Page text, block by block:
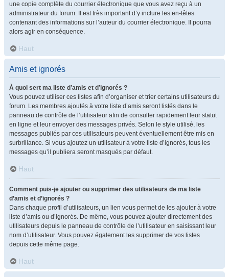
une copie complète du courrier électronique que vous avez reçu à un
administrateur du forum. Il est très important d’y inclure les en-têtes
contenant des informations sur l’auteur du courrier électronique. Il pourra
alors agir en conséquence.
Haut
Amis et ignorés
À quoi sert ma liste d’amis et d’ignorés ?
Vous pouvez utiliser ces listes afin d’organiser et trier certains utilisateurs du
forum. Les membres ajoutés à votre liste d’amis seront listés dans le
panneau de contrôle de l’utilisateur afin de consulter rapidement leur statut
en ligne et leur envoyer des messages privés. Selon le style utilisé, les
messages publiés par ces utilisateurs peuvent éventuellement être mis en
surbrillance. Si vous ajoutez un utilisateur à votre liste d’ignorés, tous les
messages qu’il publiera seront masqués par défaut.
Haut
Comment puis-je ajouter ou supprimer des utilisateurs de ma liste
d’amis et d’ignorés ?
Dans chaque profil d’utilisateurs, un lien vous permet de les ajouter à votre
liste d’amis ou d’ignorés. De même, vous pouvez ajouter directement des
utilisateurs depuis le panneau de contrôle de l’utilisateur en saisissant leur
nom d’utilisateur. Vous pouvez également les supprimer de vos listes
depuis cette même page.
Haut